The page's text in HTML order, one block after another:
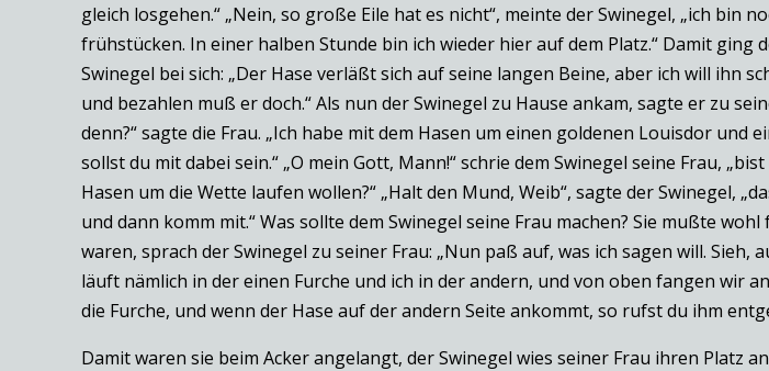
gleich losgehen.“ „Nein, so große Eile hat es nicht“, meinte der Swinegel, „ich bin
frühstücken. In einer halben Stunde bin ich wieder hier auf dem Platz.“ Damit ging
Swinegel bei sich: „Der Hase verläßt sich auf seine langen Beine, aber ich will ihn
und bezahlen muß er doch.“ Als nun der Swinegel zu Hause ankam, sagte er zu
denn?“ sagte die Frau. „Ich habe mit dem Hasen um einen goldenen Louisdor
sollst du mit dabei sein.“ „O mein Gott, Mann!“ schrie dem Swinegel seine Frau,
Hasen um die Wette laufen wollen?“ „Halt den Mund, Weib“, sagte der Swinegel,
und dann komm mit.“ Was sollte dem Swinegel seine Frau machen? Sie mußte
waren, sprach der Swinegel zu seiner Frau: „Nun paß auf, was ich sagen will.
läuft nämlich in der einen Furche und ich in der andern, und von oben fangen wir
die Furche, und wenn der Hase auf der andern Seite ankommt, so rufst du ihm
Damit waren sie beim Acker angelangt, der Swinegel wies seiner Frau ihren Platz